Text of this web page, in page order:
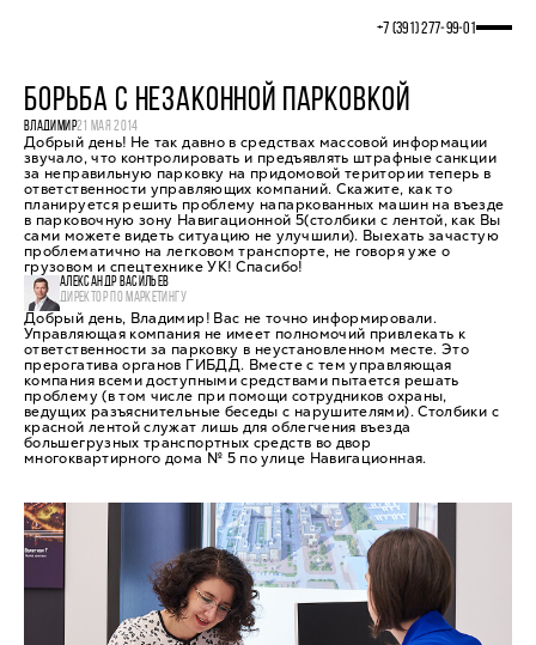
+7 (391) 277‒99‒01
БОРЬБА С НЕЗАКОННОЙ ПАРКОВКОЙ
ВЛАДИМИР21 МАЯ 2014
Добрый день! Не так давно в средствах массовой информации
звучало, что контролировать и предъявлять штрафные санкции
за неправильную парковку на придомовой територии теперь в
ответственности управляющих компаний. Скажите, как то
планируется решить проблему напаркованных машин на въезде
в парковочную зону Навигационной 5(столбики с лентой, как Вы
сами можете видеть ситуацию не улучшили). Выехать зачастую
проблематично на легковом транспорте, не говоря уже о
грузовом и спецтехнике УК! Спасибо!
АЛЕКСАНДР ВАСИЛЬЕВ
ДИРЕКТОР ПО МАРКЕТИНГУ
Добрый день, Владимир! Вас не точно информировали.
Управляющая компания не имеет полномочий привлекать к
ответственности за парковку в неустановленном месте. Это
прерогатива органов ГИБДД. Вместе с тем управляющая
компания всеми доступными средствами пытается решать
проблему (в том числе при помощи сотрудников охраны,
ведущих разъяснительные беседы с нарушителями). Столбики с
красной лентой служат лишь для облегчения въезда
большегрузных транспортных средств во двор
многоквартирного дома № 5 по улице Навигационная.